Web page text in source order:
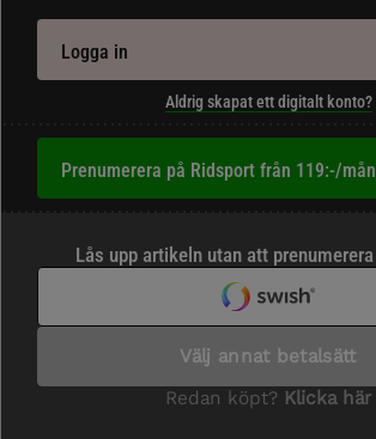
Logga in
Aldrig skapat ett digitalt konto?
Prenumerera på Ridsport från 119:-/mån